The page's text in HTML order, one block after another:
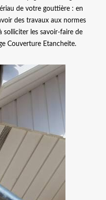
de votre gouttière : en
des travaux aux normes
solliciter les savoir-faire de
Couverture Etancheite.